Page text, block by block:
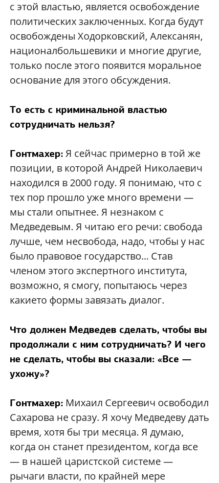
с этой властью, является освобождение
политических заключенных. Когда будут
освобождены Ходорковский, Алексанян,
националбольшевики и многие другие,
только после этого появится моральное
основание для этого обсуждения.
То есть с криминальной властью
сотрудничать нельзя?
Гонтмахер:Я сейчас примерно в той же
позиции, в которой Андрей Николаевич
находился в 2000 году. Я понимаю, что с
тех пор прошло уже много времени —
мы стали опытнее. Я незнаком с
Медведевым. Я читаю его речи: свобода
лучше, чем несвобода, надо, чтобы у нас
было правовое государство... Став
членом этого экспертного института,
возможно, я смогу, попытаюсь через
какието формы завязать диалог.
Что должен Медведев сделать, чтобы вы
продолжали с ним сотрудничать? И чего
не сделать, чтобы вы сказали: «Все —
ухожу»?
Гонтмахер: Михаил Сергеевич освободил
Сахарова не сразу. Я хочу Медведеву дать
время, хотя бы три месяца. Я думаю,
когда он станет президентом, когда все
— в нашей царистской системе —
рычаги власти, по крайней мере